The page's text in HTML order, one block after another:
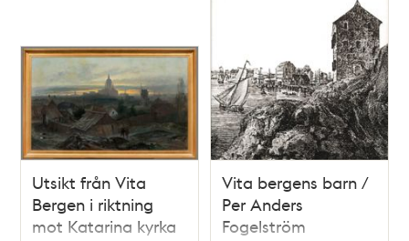
Utsikt från Vita
Bergen i riktning
mot Katarina kyrka
Vita bergens barn /
Per Anders
Fogelström